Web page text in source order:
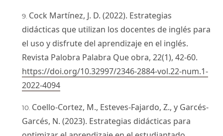
Cock Martínez, J. D. (2022). Estrategias
didácticas que utilizan los docentes de inglés para
el uso y disfrute del aprendizaje en el inglés.
Revista Palobra Palabra Que obra, 22(1), 42-60.
https://doi.org/10.32997/2346-2884-vol.22-num.1-
2022-4094
Coello-Cortez, M., Esteves-Fajardo, Z., y Garcés-
Garcés, N. (2023). Estrategias didácticas para